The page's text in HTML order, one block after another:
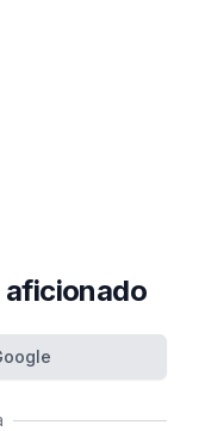
aficionado